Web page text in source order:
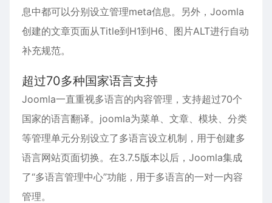
息中都可以分别设立管理meta信息。另外，Joomla
创建的文章页面从Title到H1到H6、图片ALT进行自动
补充规范。
超过70多种国家语言支持
Joomla一直重视多语言的内容管理，支持超过70个
国家的语言翻译。joomla为菜单、文章、模块、分类
等管理单元分别设立了多语言设立机制，用于创建多
语言网站页面切换。在3.7.5版本以后，Joomla集成
了“多语言管理中心”功能，用于多语言的一对一内容
管理。